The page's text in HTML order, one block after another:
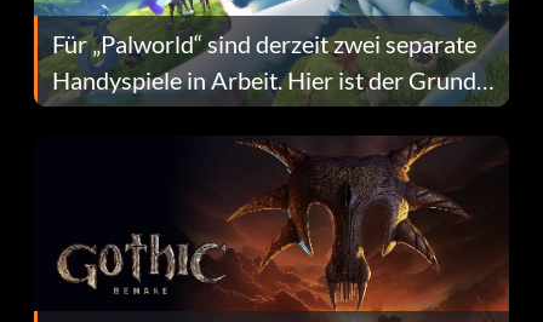
Für „Palworld“ sind derzeit zwei separate
Handyspiele in Arbeit. Hier ist der Grund
dafür.